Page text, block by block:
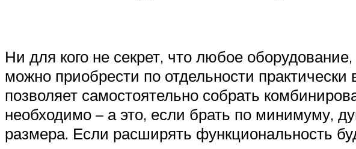
Ни для кого не секрет, что любое
можно приобрести по отдельности
позволяет самостоятельно собрать
необходимо – а это, если брать по минимуму,
размера. Если расширять функциональность